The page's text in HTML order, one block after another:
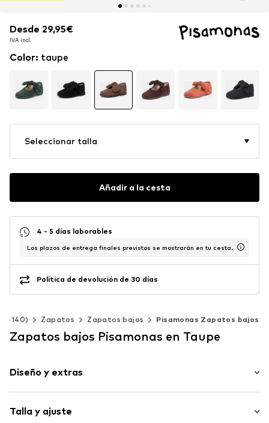
Desde 29,95€
IVA incl.
Desde 29,95€
IVA incl.
Color: taupe
Seleccionar talla
Añadir a la cesta
4 - 5 días laborables
Los plazos de entrega finales previstos se mostrarán en tu cesta.
Política de devolución de 30 días
140) Zapatos Zapatos bajos Pisamonas Zapatos bajos
Zapatos bajos Pisamonas en Taupe
Diseño y extras
Algodón
Talla y ajuste